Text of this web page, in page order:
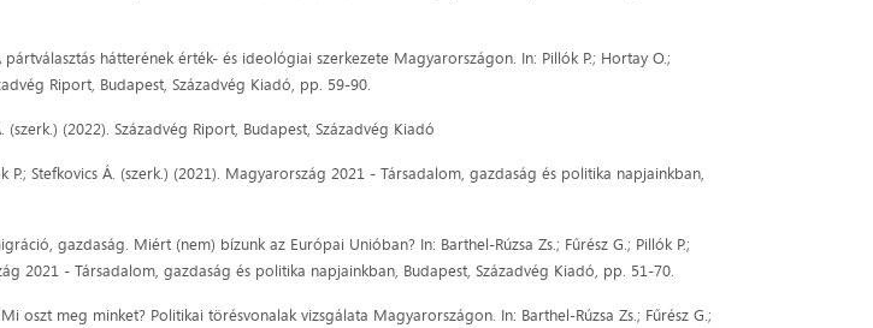
pártválasztás hátterének érték- és ideológiai szerkezete Magyarországon. In: Pillók P.; Hortay O.;
Riport, Budapest, Századvég Kiadó, pp. 59-90.
(szerk.) (2022). Századvég Riport, Budapest, Századvég Kiadó
P.; Stefkovics Á. (szerk.) (2021). Magyarország 2021 - Társadalom, gazdaság és politika napjainkban,
gazdaság. Miért (nem) bízunk az Európai Unióban? In: Barthel-Rúzsa Zs.; Fűrész G.; Pillók P.;
2021 - Társadalom, gazdaság és politika napjainkban, Budapest, Századvég Kiadó, pp. 51-70.
oszt meg minket? Politikai törésvonalak vizsgálata Magyarországon. In: Barthel-Rúzsa Zs.; Fűrész G.;